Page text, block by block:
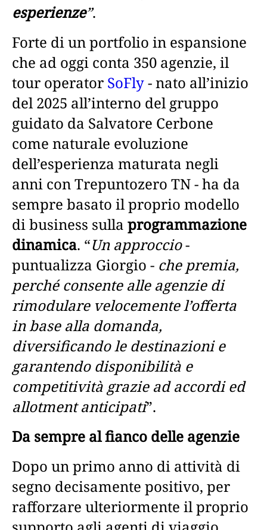
esperienze”.
Forte di un portfolio in espansione
che ad oggi conta 350 agenzie, il
tour operator SoFly- nato all’inizio
del 2025 all’interno del gruppo
guidato da Salvatore Cerbone
come naturale evoluzione
dell’esperienza maturata negli
anni con Trepuntozero TN - ha da
sempre basato il proprio modello
di business sulla programmazione
dinamica. “Un approccio-
puntualizza Giorgio - che premia,
perché consente alle agenzie di
rimodulare velocemente l’offerta
in base alla domanda,
diversificando le destinazioni e
garantendo disponibilità e
competitività grazie ad accordi ed
allotment anticipati”.
Da sempre al fianco delle agenzie
Dopo un primo anno di attività di
segno decisamente positivo, per
rafforzare ulteriormente il proprio